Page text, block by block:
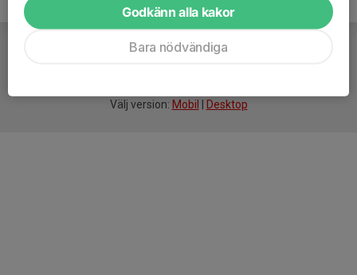
Välj version: Mobil Desktop
Godkänn alla kakor
Bara nödvändiga